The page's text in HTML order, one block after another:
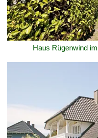
Haus Rügenwind